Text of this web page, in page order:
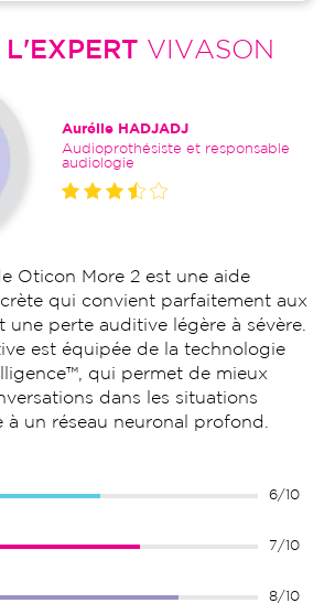
VIVASON
Aurélie HADJADJ
Audioprothésiste et responsable
audiologie
Oticon More 2 est une aide
qui convient parfaitement aux
une perte auditive légère à sévère.
est équipée de la technologie
qui permet de mieux
dans les situations
à un réseau neuronal profond.
6/10
7/10
8/10